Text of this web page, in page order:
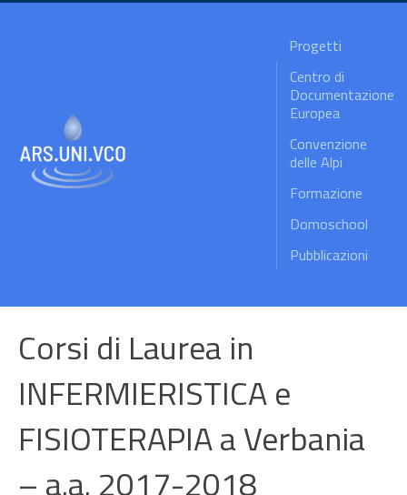
Progetti
Centro di
Documentazione
Europea
Convenzione
delle Alpi
Formazione
Domoschool
Pubblicazioni
Corsi di Laurea in
INFERMIERISTICA e
FISIOTERAPIA a Verbania
– a.a. 2017-2018